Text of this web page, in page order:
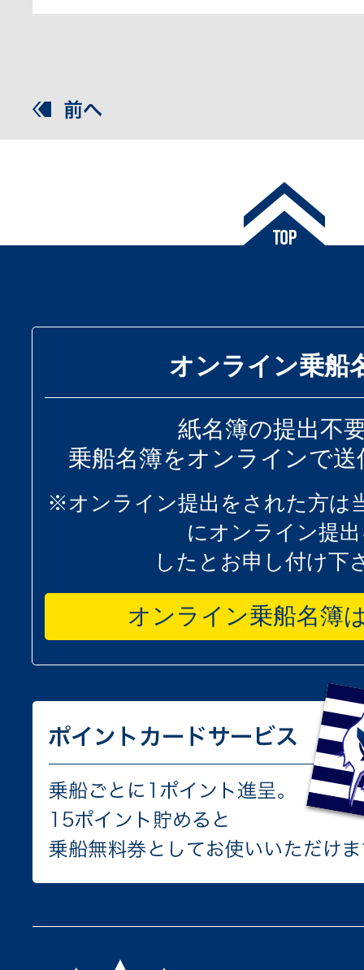
オンライン乗船
紙名簿の提出不
乗船名簿をオンラインで
※オンライン提出をされた方は
にオンライン提
したとお申し付け下
オンライン乗船名簿